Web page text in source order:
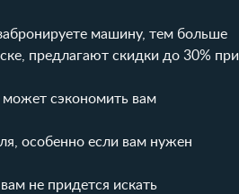
машину, тем больше
предлагают скидки до 30% при
может сэкономить вам
особенно если вам нужен
не придется искать